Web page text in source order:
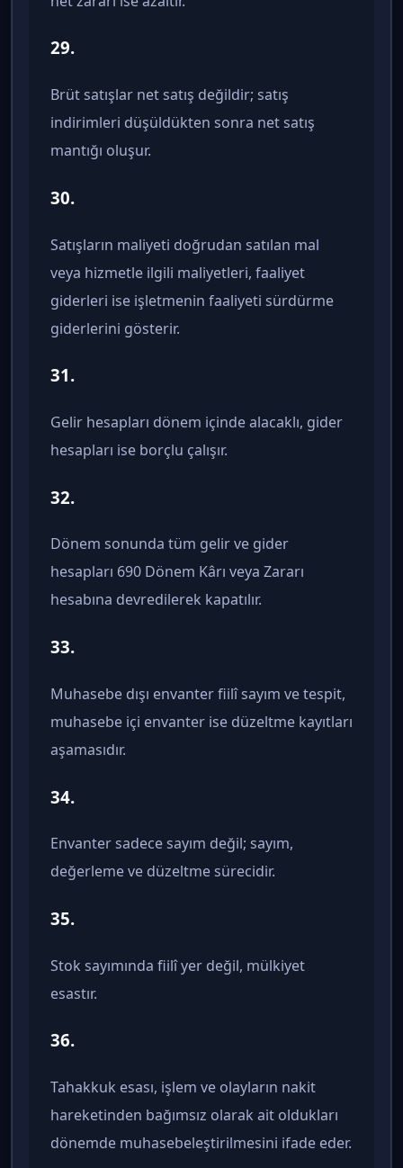
29.
Brüt satışlar net satış değildir; satış
indirimleri düşüldükten sonra net satış
mantığı oluşur.
30.
Satışların maliyeti doğrudan satılan mal
veya hizmetle ilgili maliyetleri, faaliyet
giderleri ise işletmenin faaliyeti sürdürme
giderlerini gösterir.
31.
Gelir hesapları dönem içinde alacaklı, gider
hesapları ise borçlu çalışır.
32.
Dönem sonunda tüm gelir ve gider
hesapları 690 Dönem Kârı veya Zararı
hesabına devredilerek kapatılır.
33.
Muhasebe dışı envanter fiilî sayım ve tespit,
muhasebe içi envanter ise düzeltme kayıtları
aşamasıdır.
34.
Envanter sadece sayım değil; sayım,
değerleme ve düzeltme sürecidir.
35.
Stok sayımında fiilî yer değil, mülkiyet
esastır.
36.
Tahakkuk esası, işlem ve olayların nakit
hareketinden bağımsız olarak ait oldukları
dönemde muhasebeleştirilmesini ifade eder.